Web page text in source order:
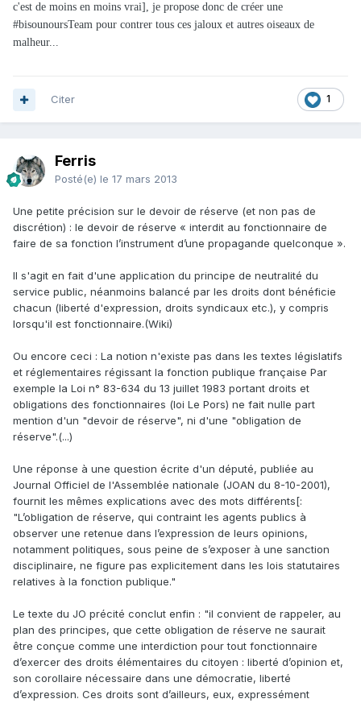
c'est de moins en moins vrai], je propose donc de créer une
#bisounoursTeam pour contrer tous ces jaloux et autres oiseaux de
malheur...
1
Citer
Ferris
Posté(e) le 17 mars 2013
Une petite précision sur le devoir de réserve (et non pas de
discrétion) : le devoir de réserve « interdit au fonctionnaire de
faire de sa fonction l’instrument d’une propagande quelconque ».
Il s'agit en fait d'une application du principe de neutralité du
service public, néanmoins balancé par les droits dont bénéficie
chacun (liberté d'expression, droits syndicaux etc.), y compris
lorsqu'il est fonctionnaire.(Wiki)
Ou encore ceci : La notion n'existe pas dans les textes législatifs
et réglementaires régissant la fonction publique française Par
exemple la Loi n° 83-634 du 13 juillet 1983 portant droits et
obligations des fonctionnaires (loi Le Pors) ne fait nulle part
mention d'un "devoir de réserve", ni d'une "obligation de
réserve".(...)
Une réponse à une question écrite d'un député, publiée au
Journal Officiel de l'Assemblée nationale (JOAN du 8-10-2001),
fournit les mêmes explications avec des mots différents[:
"L’obligation de réserve, qui contraint les agents publics à
observer une retenue dans l’expression de leurs opinions,
notamment politiques, sous peine de s’exposer à une sanction
disciplinaire, ne figure pas explicitement dans les lois statutaires
relatives à la fonction publique."
Le texte du JO précité conclut enfin : "il convient de rappeler, au
plan des principes, que cette obligation de réserve ne saurait
être conçue comme une interdiction pour tout fonctionnaire
d’exercer des droits élémentaires du citoyen : liberté d’opinion et,
son corollaire nécessaire dans une démocratie, liberté
d’expression. Ces droits sont d’ailleurs, eux, expressément